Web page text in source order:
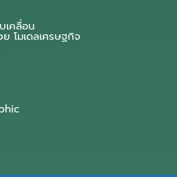
เคลื่อน
โมเดลเศรษฐกิจ